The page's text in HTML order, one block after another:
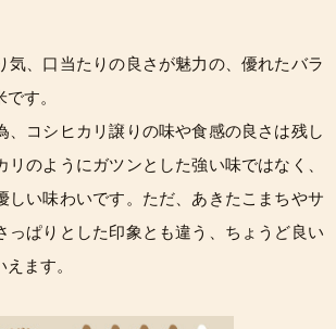
気、口当たりの良さが魅力の、優れたバラ
す。
、コシヒカリ譲りの味や食感の良さは残し
リのようにガツンとした強い味ではなく、
しい味わいです。ただ、あきたこまちやサ
っぱりとした印象とも違う、ちょうど良い
ます。